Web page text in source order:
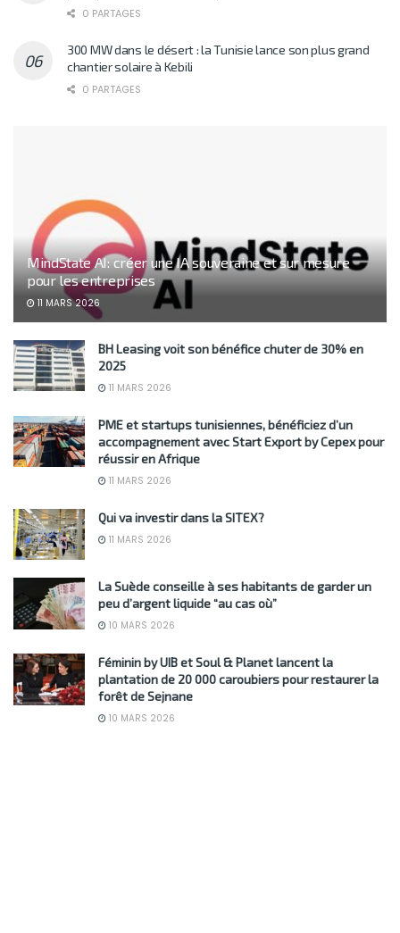
0 PARTAGES
300 MW dans le désert : la Tunisie lance son plus grand
chantier solaire à Kebili
0 PARTAGES
MindState AI: créer une IA souveraine et sur mesure
pour les entreprises
11 MARS 2026
BH Leasing voit son bénéfice chuter de 30% en
2025
11 MARS 2026
PME et startups tunisiennes, bénéficiez d’un
accompagnement avec Start Export by Cepex pour
réussir en Afrique
11 MARS 2026
Qui va investir dans la SITEX?
11 MARS 2026
La Suède conseille à ses habitants de garder un
peu d’argent liquide “au cas où”
10 MARS 2026
Féminin by UIB et Soul & Planet lancent la
plantation de 20 000 caroubiers pour restaurer la
forêt de Sejnane
10 MARS 2026